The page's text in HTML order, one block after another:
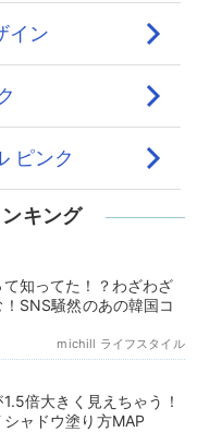
キング
知ってた！？わざわざ
SNS騒然のあの韓国コ
michill ライフスタイル
倍大きく見えちゃう！
ャドウ塗り方MAP